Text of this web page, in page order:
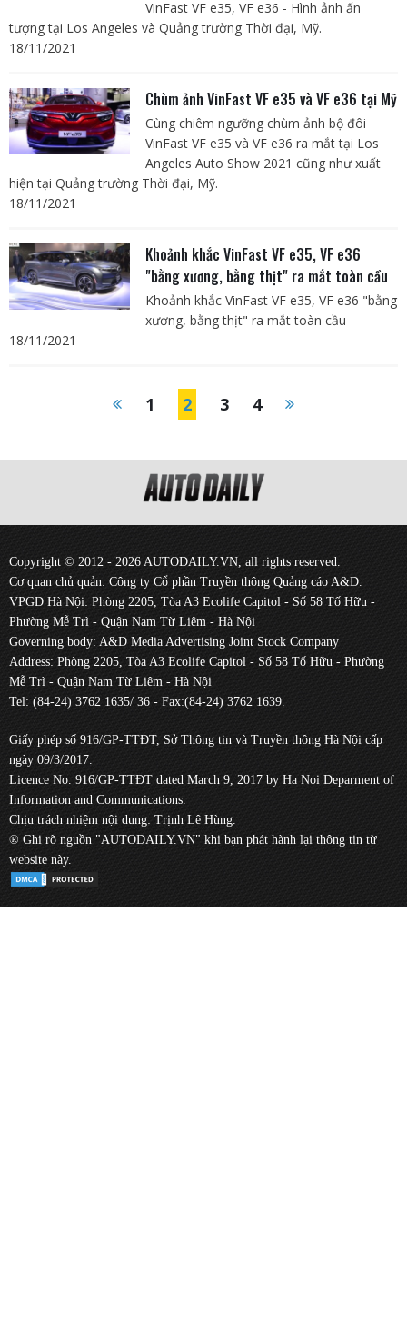
VinFast VF e35, VF e36 - Hình ảnh ấn
tượng tại Los Angeles và Quảng trường Thời đại, Mỹ.
18/11/2021
Chùm ảnh VinFast VF e35 và VF e36 tại Mỹ
Cùng chiêm ngưỡng chùm ảnh bộ đôi
VinFast VF e35 và VF e36 ra mắt tại Los
Angeles Auto Show 2021 cũng như xuất
hiện tại Quảng trường Thời đại, Mỹ.
18/11/2021
Khoảnh khắc VinFast VF e35, VF e36
"bằng xương, bằng thịt" ra mắt toàn cầu
Khoảnh khắc VinFast VF e35, VF e36 "bằng
xương, bằng thịt" ra mắt toàn cầu
18/11/2021
1 2 3 4
Copyright © 2012 - 2026 AUTODAILY.VN, all rights reserved.
Cơ quan chủ quản: Công ty Cổ phần Truyền thông Quảng cáo A&D.
VPGD Hà Nội: Phòng 2205, Tòa A3 Ecolife Capitol - Số 58 Tố Hữu -
Phường Mễ Trì - Quận Nam Từ Liêm - Hà Nội
Governing body: A&D Media Advertising Joint Stock Company
Address: Phòng 2205, Tòa A3 Ecolife Capitol - Số 58 Tố Hữu - Phường
Mễ Trì - Quận Nam Từ Liêm - Hà Nội
Tel: (84-24) 3762 1635/ 36 - Fax:(84-24) 3762 1639.
Giấy phép số 916/GP-TTĐT, Sở Thông tin và Truyền thông Hà Nội cấp
ngày 09/3/2017.
Licence No. 916/GP-TTĐT dated March 9, 2017 by Ha Noi Deparment of
Information and Communications.
Chịu trách nhiệm nội dung: Trịnh Lê Hùng.
® Ghi rõ nguồn "AUTODAILY.VN" khi bạn phát hành lại thông tin từ
website này.